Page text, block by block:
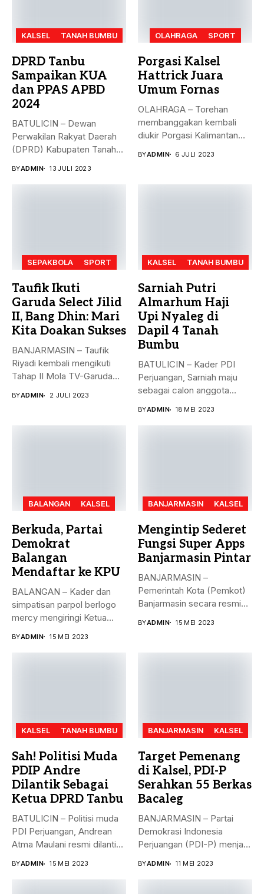
KALSEL TANAH BUMBU
DPRD Tanbu
Sampaikan KUA
dan PPAS APBD
2024
BATULICIN – Dewan
Perwakilan Rakyat Daerah
(DPRD) Kabupaten Tanah
BYADMIN 13 JULI 2023
OLAHRAGA SPORT
Porgasi Kalsel
Hattrick Juara
Umum Fornas
OLAHRAGA – Torehan
membanggakan kembali
diukir Porgasi Kalimantan
BYADMIN 6 JULI 2023
SEPAKBOLA SPORT
Taufik Ikuti
Garuda Select Jilid
II, Bang Dhin: Mari
Kita Doakan Sukses
BANJARMASIN – Taufik
Riyadi kembali mengikuti
Tahap II Mola TV-Garuda
BYADMIN 2 JULI 2023
KALSEL TANAH BUMBU
Sarniah Putri
Almarhum Haji
Upi Nyaleg di
Dapil 4 Tanah
Bumbu
BATULICIN – Kader PDI
Perjuangan, Sarniah maju
sebagai calon anggota
BYADMIN 18 MEI 2023
BALANGAN KALSEL
Berkuda, Partai
Demokrat
Balangan
Mendaftar ke KPU
BALANGAN – Kader dan
simpatisan parpol berlogo
mercy mengiringi Ketua
BYADMIN 15 MEI 2023
BANJARMASIN KALSEL
Mengintip Sederet
Fungsi Super Apps
Banjarmasin Pintar
BANJARMASIN –
Pemerintah Kota (Pemkot)
Banjarmasin secara resmi
BYADMIN 15 MEI 2023
KALSEL TANAH BUMBU
Sah! Politisi Muda
PDIP Andre
Dilantik Sebagai
Ketua DPRD Tanbu
BATULICIN – Politisi muda
PDI Perjuangan, Andrean
Atma Maulani resmi dilantik
BYADMIN 15 MEI 2023
BANJARMASIN KALSEL
Target Pemenang
di Kalsel, PDI-P
Serahkan 55 Berkas
Bacaleg
BANJARMASIN – Partai
Demokrasi Indonesia
Perjuangan (PDI-P) menjadi
BYADMIN 11 MEI 2023